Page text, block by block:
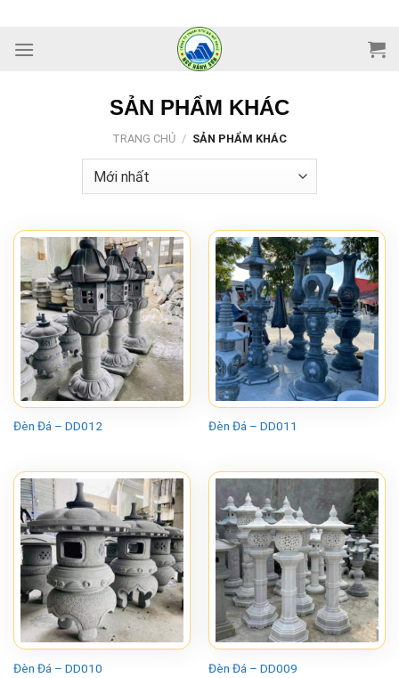
content
SẢN PHẨM KHÁC
TRANG CHỦ / SẢN PHẨM KHÁC
Đèn Đá – DD012 Đèn Đá – DD011
Đèn Đá – DD010 Đèn Đá – DD009